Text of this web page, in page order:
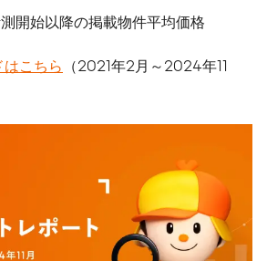
開始以降の掲載物件平均価格
こちら
（2021年2月～2024年11